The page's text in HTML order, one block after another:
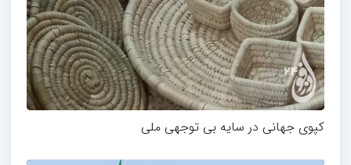
کپوی جهانی در سایه بی توجهی ملی